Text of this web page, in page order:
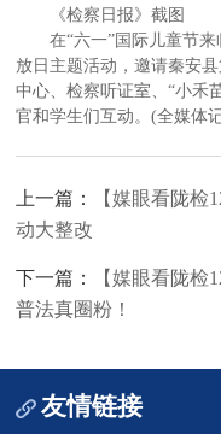
《检察日报》截图
在“六一”国际儿童节
放日主题活动，邀请秦安
中心、检察听证室、“小禾
官和学生们互动。(全媒体
上一篇：
【媒眼看陇
动大整改
下一篇：
【媒眼看陇检
普法真圈粉！
友情链接